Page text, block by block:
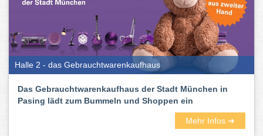
Halle 2 - das Gebrauchtwarenkaufhaus
Das Gebrauchtwarenkaufhaus der Stadt München in
Pasing lädt zum Bummeln und Shoppen ein
Mehr Infos ➜